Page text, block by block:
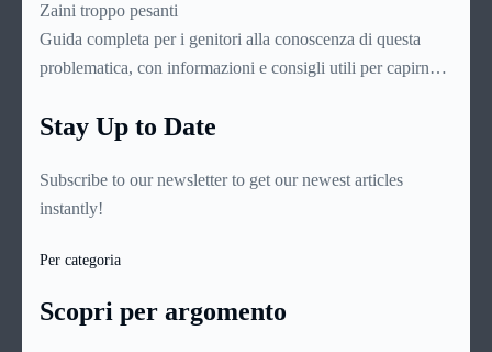
su questo delicato prodotto.
Zaini troppo pesanti
Guida completa per i genitori alla conoscenza di questa
problematica, con informazioni e consigli utili per capirne
individuare lo specialista più indicato e intervenire per
Stay Up to Date
Subscribe to our newsletter to get our newest articles
instantly!
Per categoria
Scopri per argomento